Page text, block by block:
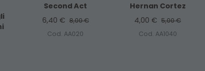
Second Act
6,40 € 8,00 €
Cod. AA020
Hernan Cortez
4,00 € 5,00 €
Cod. AA1040